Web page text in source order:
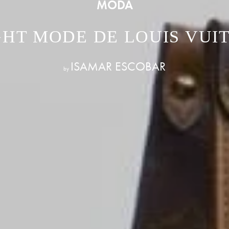
MODA
MODE DE LOUIS
by ISAMAR ESCOBAR